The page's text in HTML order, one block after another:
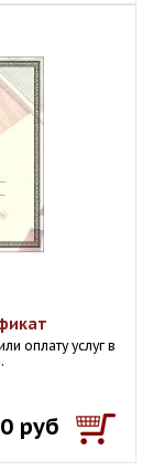
оплату услуг в
руб